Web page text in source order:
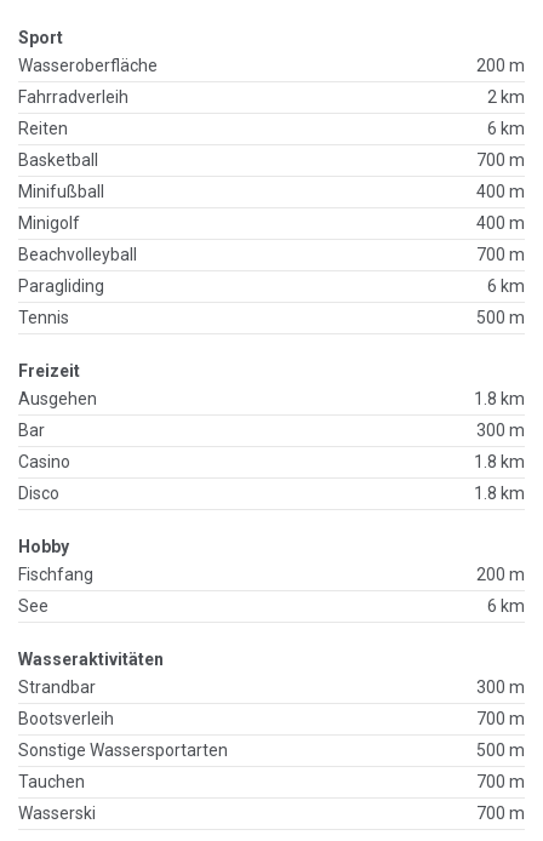
Sport
Wasseroberfläche
200 m
Fahrradverleih
2 km
Reiten
6 km
Basketball
700 m
Minifußball
400 m
Minigolf
400 m
Beachvolleyball
700 m
Paragliding
6 km
Tennis
500 m
Freizeit
Ausgehen
1.8 km
Bar
300 m
Casino
1.8 km
Disco
1.8 km
Hobby
Fischfang
200 m
See
6 km
Wasseraktivitäten
Strandbar
300 m
Bootsverleih
700 m
Sonstige Wassersportarten
500 m
Tauchen
700 m
Wasserski
700 m